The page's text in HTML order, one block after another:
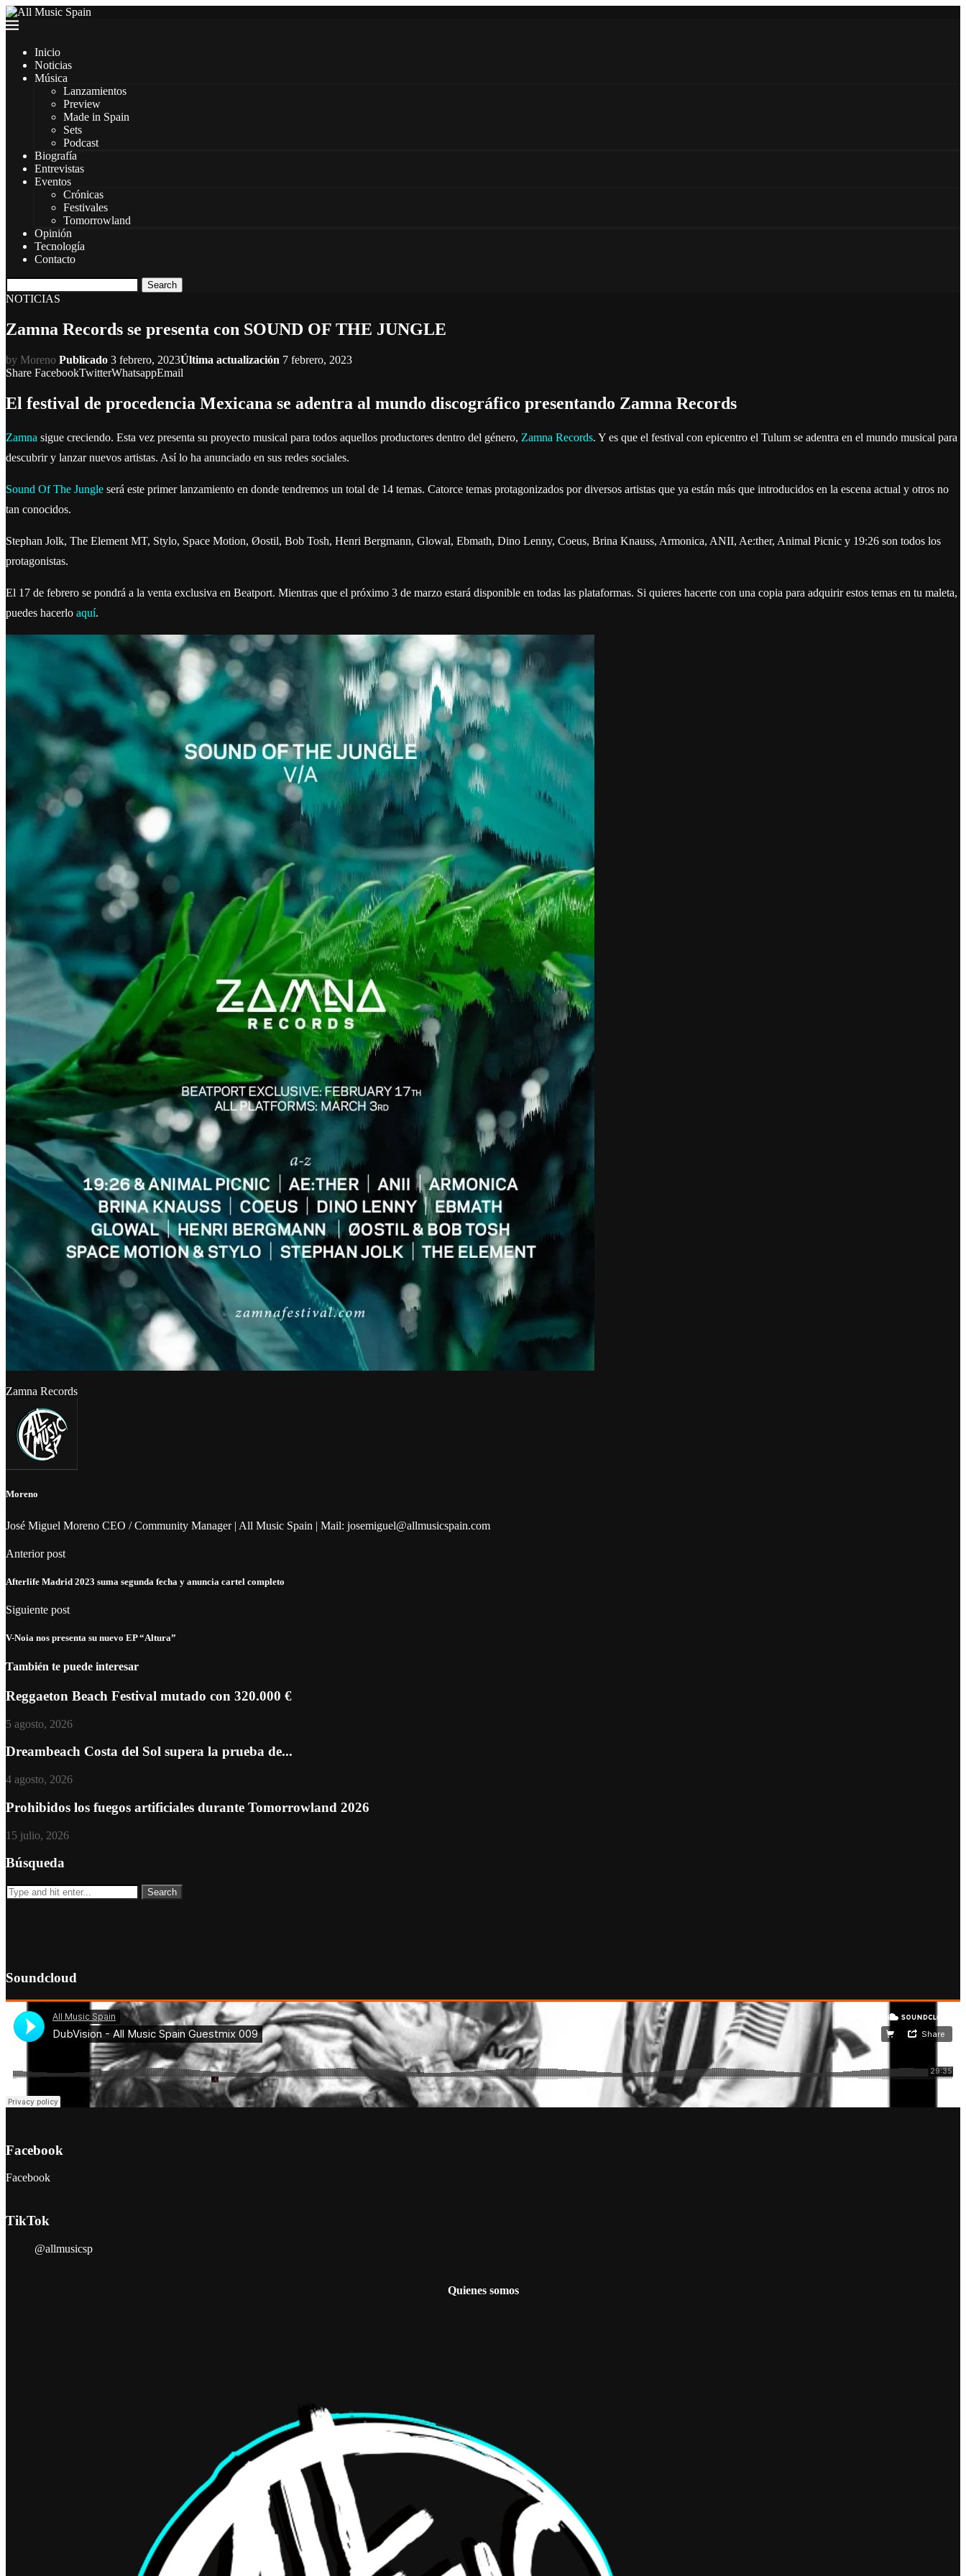
Inicio
Noticias
Música
Lanzamientos
Preview
Made in Spain
Sets
Podcast
Biografía
Entrevistas
Eventos
Crónicas
Festivales
Tomorrowland
Opinión
Tecnología
Contacto
Search
NOTICIAS
Zamna Records se presenta con SOUND OF THE JUNGLE
by Moreno Publicado 3 febrero, 2023Última actualización 7 febrero, 2023
Share FacebookTwitterWhatsappEmail
El festival de procedencia Mexicana se adentra al mundo discográfico presentando Zamna Records
Zamna sigue creciendo. Esta vez presenta su proyecto musical para todos aquellos productores dentro del género, Zamna Records. Y es que el festival con epicentro el Tulum se adentra en el mundo musical para
descubrir y lanzar nuevos artistas. Así lo ha anunciado en sus redes sociales.
Sound Of The Jungle será este primer lanzamiento en donde tendremos un total de 14 temas. Catorce temas protagonizados por diversos artistas que ya están más que introducidos en la escena actual y otros no
tan conocidos.
Stephan Jolk, The Element MT, Stylo, Space Motion, Øostil, Bob Tosh, Henri Bergmann, Glowal, Ebmath, Dino Lenny, Coeus, Brina Knauss, Armonica, ANII, Ae:ther, Animal Picnic y 19:26 son todos los
protagonistas.
El 17 de febrero se pondrá a la venta exclusiva en Beatport. Mientras que el próximo 3 de marzo estará disponible en todas las plataformas. Si quieres hacerte con una copia para adquirir estos temas en tu maleta,
puedes hacerlo aquí.
Zamna Records
Moreno
José Miguel Moreno CEO / Community Manager | All Music Spain | Mail: josemiguel@allmusicspain.com
Anterior post
Afterlife Madrid 2023 suma segunda fecha y anuncia cartel completo
Siguiente post
V-Noia nos presenta su nuevo EP “Altura”
También te puede interesar
Reggaeton Beach Festival mutado con 320.000 €
5 agosto, 2026
Dreambeach Costa del Sol supera la prueba de...
4 agosto, 2026
Prohibidos los fuegos artificiales durante Tomorrowland 2026
15 julio, 2026
Búsqueda
Soundcloud
Facebook
Facebook
TikTok
@allmusicsp
Quienes somos